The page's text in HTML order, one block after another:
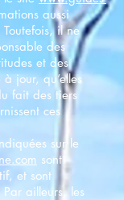
aussi
il ne
des
et des
jour, qu’elles
fait des tiers
ces
sur le
sont
et sont
Par ailleurs, les